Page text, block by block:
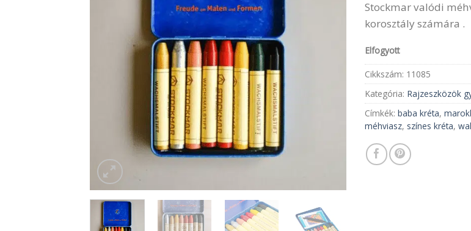
Stockmar valódi
korosztály számára .
Elfogyott
Cikkszám: 11085
Kategória: Rajzeszközök
Címkék: baba kréta,
méhviasz, színes kréta,